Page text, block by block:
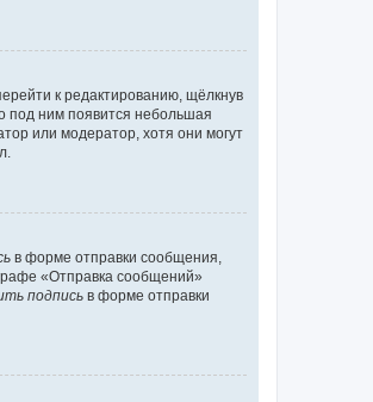
к редактированию, щёлкнув
под ним появится небольшая
или модератор, хотя они могут
в форме отправки сообщения,
«Отправка сообщений»
подпись в форме отправки